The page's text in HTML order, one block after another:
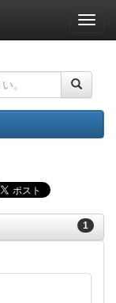
ナ
ビ
ー
ョ
ン
1